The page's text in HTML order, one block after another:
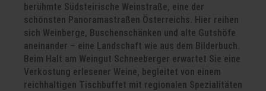
berühmte Südsteirische Weinstraße, eine der
schönsten Panoramastraßen Österreichs. Hier reihen
sich Weinberge, Buschenschänken und alte Gutshöfe
aneinander – eine Landschaft wie aus dem Bilderbuch.
Beim Halt am Weingut Schneeberger erwartet Sie eine
Verkostung erlesener Weine, begleitet von einem
reichhaltigen Tischbuffet mit regionalen Spezialitäten